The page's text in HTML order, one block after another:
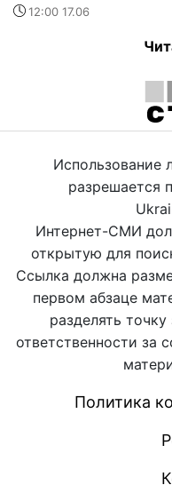
12:00 17.06
Использование
разрешается
Интернет-СМИ
открытую для
Ссылка должна
первом абзаце
разделять
ответственности за
Политика